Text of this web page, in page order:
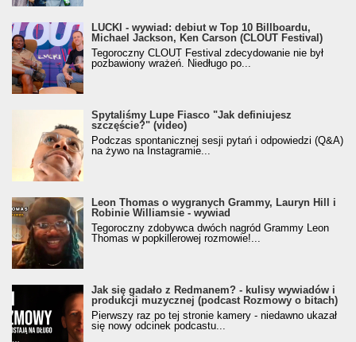
LUCKI - wywiad: debiut w Top 10 Billboardu,
Michael Jackson, Ken Carson (CLOUT Festival)
Tegoroczny CLOUT Festival zdecydowanie nie był
pozbawiony wrażeń. Niedługo po...
Spytaliśmy Lupe Fiasco "Jak definiujesz
szczęście?" (video)
Podczas spontanicznej sesji pytań i odpowiedzi (Q&A)
na żywo na Instagramie...
Leon Thomas o wygranych Grammy, Lauryn Hill i
Robinie Williamsie - wywiad
Tegoroczny zdobywca dwóch nagród Grammy Leon
Thomas w popkillerowej rozmowie!...
Jak się gadało z Redmanem? - kulisy wywiadów i
produkcji muzycznej (podcast Rozmowy o bitach)
Pierwszy raz po tej stronie kamery - niedawno ukazał
się nowy odcinek podcastu...